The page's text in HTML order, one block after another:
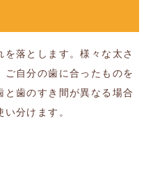
落とします。様々な太さ
自分の歯に合ったものを
歯のすき間が異なる場合
分けます。